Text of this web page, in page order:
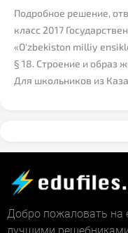
Подробное решение,
класс 2017
«O‘zbekiston milliy
§ 18. Строение и образ
Для школьников из
Добро пожаловать на